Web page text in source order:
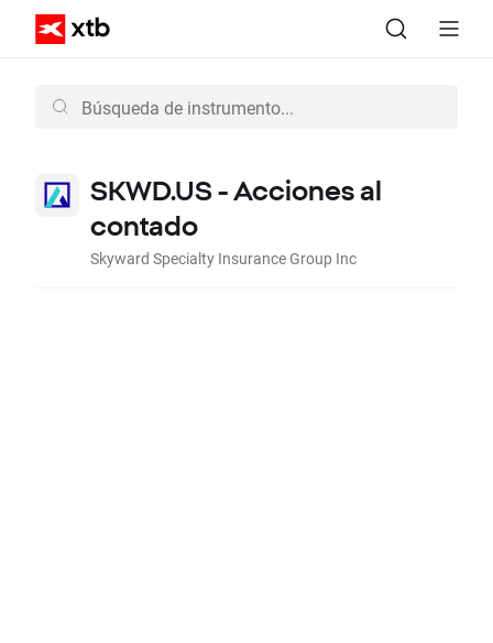
SKWD.US - Acciones al
contado
Skyward Specialty Insurance Group Inc